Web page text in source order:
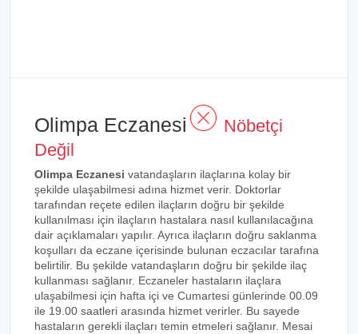
Olimpa Eczanesi
Nöbetçi
Değil
Olimpa Eczanesi vatandaşların ilaçlarına kolay bir
şekilde ulaşabilmesi adına hizmet verir. Doktorlar
tarafından reçete edilen ilaçların doğru bir şekilde
kullanılması için ilaçların hastalara nasıl kullanılacağına
dair açıklamaları yapılır. Ayrıca ilaçların doğru saklanma
koşulları da eczane içerisinde bulunan eczacılar tarafına
belirtilir. Bu şekilde vatandaşların doğru bir şekilde ilaç
kullanması sağlanır. Eczaneler hastaların ilaçlara
ulaşabilmesi için hafta içi ve Cumartesi günlerinde 00.09
ile 19.00 saatleri arasında hizmet verirler. Bu sayede
hastaların gerekli ilaçları temin etmeleri sağlanır. Mesai